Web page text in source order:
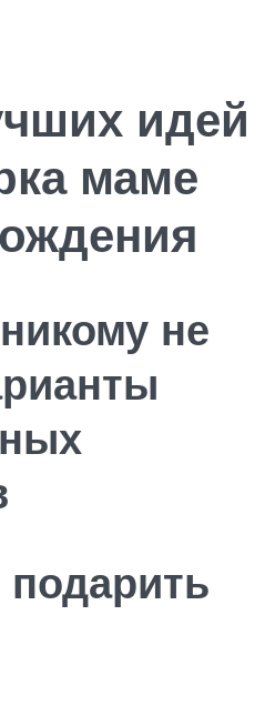
идей
маме
не